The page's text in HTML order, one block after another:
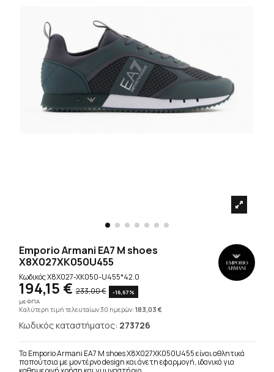
Emporio Armani EA7 M shoes
X8X027XK050U455
ΚωδικόςX8X027-XK050-U455*42.0
194,15 € 233,00 €
-16,67%
με ΦΠΑ
Καλύτερη τιμή τελευταίων 30 ημερών:183,03 €
Κωδικός καταστήματος: 273726
Τα Emporio Armani EA7 M shoes X8X027XK050U455 είναι αθλητικά
παπούτσια με μοντέρνο design και άνετη εφαρμογή, ιδανικά για